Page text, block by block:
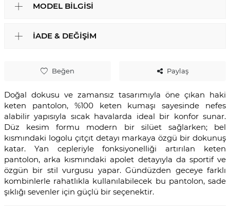
Beğen Paylaş
Doğal dokusu ve zamansız tasarımıyla öne çıkan haki
keten pantolon, %100 keten kumaşı sayesinde nefes
alabilir yapısıyla sıcak havalarda ideal bir konfor sunar.
Düz kesim formu modern bir silüet sağlarken; bel
kısmındaki logolu çıtçıt detayı markaya özgü bir dokunuş
katar. Yan cepleriyle fonksiyonelliği artırılan keten
pantolon, arka kısmındaki apolet detayıyla da sportif ve
özgün bir stil vurgusu yapar. Gündüzden geceye farklı
kombinlerle rahatlıkla kullanılabilecek bu pantolon, sade
şıklığı sevenler için güçlü bir seçenektir.
MODEL BILGISI
İADE & DEĞIŞIM